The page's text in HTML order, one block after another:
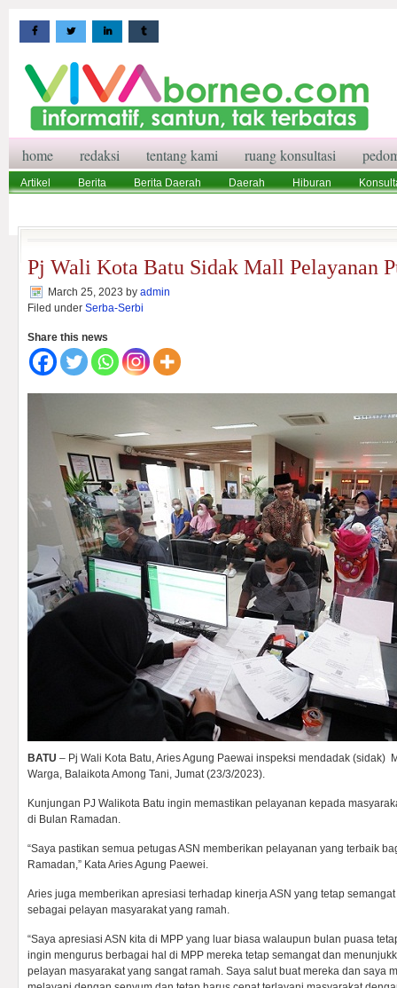
home redaksi tentang kami ruang konsultasi
Artikel Berita Berita Daerah Daerah Hiburan
Pj Wali Kota Batu Sidak Mall Pelayanan
March 25, 2023 by admin
Filed under Serba-Serbi
Share this news
BATU – Pj Wali Kota Batu, Aries Agung Paewai inspeksi mendadak (sidak)
Warga, Balaikota Among Tani, Jumat (23/3/2023).
Kunjungan PJ Walikota Batu ingin memastikan pelayanan kepada
di Bulan Ramadan.
“Saya pastikan semua petugas ASN memberikan pelayanan yang terbaik
Ramadan,” Kata Aries Agung Paewei.
Aries juga memberikan apresiasi terhadap kinerja ASN yang tetap
sebagai pelayan masyarakat yang ramah.
“Saya apresiasi ASN kita di MPP yang luar biasa walaupun bulan puasa
ingin mengurus berbagai hal di MPP mereka tetap semangat dan
pelayan masyarakat yang sangat ramah. Saya salut buat mereka dan saya